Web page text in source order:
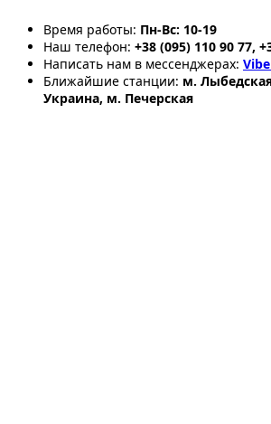
Время работы: Пн-Вс: 10-19
Наш телефон: +38 (095) 110 90 77,
Написать нам в мессенджерах:
Ближайшие станции: м.
Украина, м. Печерская